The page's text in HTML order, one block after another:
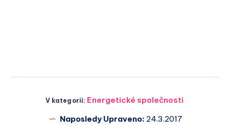
V kategorii: Energetické společnosti
Naposledy Upraveno: 24.3.2017